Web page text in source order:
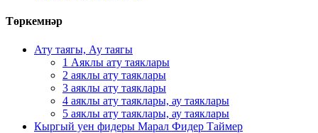
Төркемнәр
Ату таягы, Ау таягы
1 Аяклы ату таяклары
2 аяклы ату таяклары
3 аяклы ату таяклары
4 аяклы ату таяклары, ау таяклары
5 аяклы ату таяклары, ау таяклары
Кыргый уен фидеры Марал Фидер Таймер